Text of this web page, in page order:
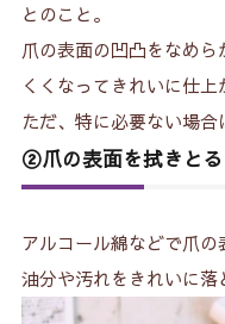
とのこと。
爪の表面の凹凸をなめ
くくなってきれいに仕上
ただ、特に必要ない場合
②爪の表面を拭きとる
アルコール綿などで爪の
油分や汚れをきれいに落